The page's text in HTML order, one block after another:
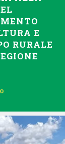
E
RURALE